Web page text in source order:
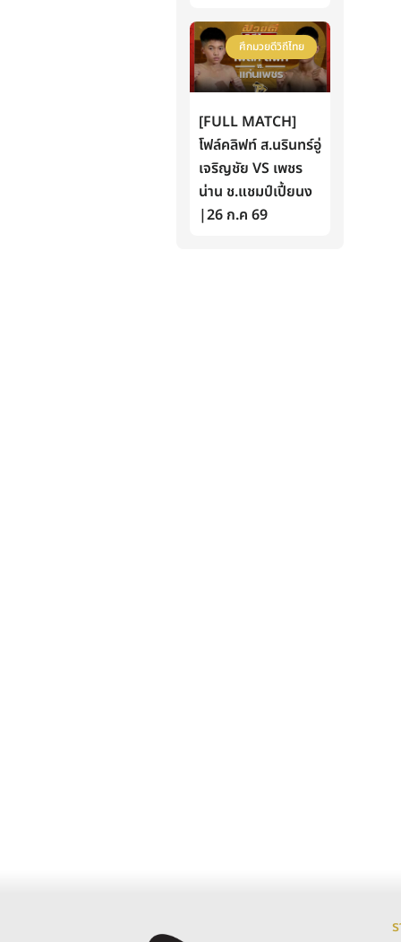
ศึกมวยดีวิถีไทย
[FULL MATCH]
โฟล์คลิฟท์ ส.นรินทร์อู่
เจริญชัย VS เพชร
น่าน ช.แชมป์เปี้ยนง
|26 ก.ค 69